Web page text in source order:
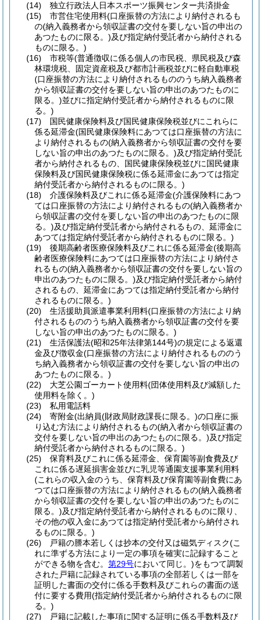
(14)
独立行政法人日本スポーツ振興センター共済掛金
(15)
市営住宅使用料(口座振替の方法により納付されるも
の(納入義務者から領収証書の交付を要しない旨の申出の
あつたものに限る。)及び指定納付受託者から納付される
ものに限る。)
(16)
市税等(普通徴収に係る個人の市民税、県民税及び森
林環境税、固定資産税及び都市計画税並びに軽自動車税
(口座振替の方法により納付されるもののうち納入義務者
から領収証書の交付を要しない旨の申出のあつたものに
限る。)並びに指定納付受託者から納付されるものに限
る。)
(17)
国民健康保険料及び国民健康保険税並びにこれらに
係る延滞金(国民健康保険料にあつては口座振替の方法に
より納付されるもの(納入義務者から領収証書の交付を要
しない旨の申出のあつたものに限る。)及び指定納付受託
者から納付されるもの、国民健康保険税並びに国民健康
保険料及び国民健康保険税に係る延滞金にあつては指定
納付受託者から納付されるものに限る。)
(18)
介護保険料及びこれに係る延滞金(介護保険料にあつ
ては口座振替の方法により納付されるもの(納入義務者か
ら領収証書の交付を要しない旨の申出のあつたものに限
る。)及び指定納付受託者から納付されるもの、延滞金に
あつては指定納付受託者から納付されるものに限る。)
(19)
後期高齢者医療保険料及びこれに係る延滞金(後期高
齢者医療保険料にあつては口座振替の方法により納付さ
れるもの(納入義務者から領収証書の交付を要しない旨の
申出のあつたものに限る。)及び指定納付受託者から納付
されるもの、延滞金にあつては指定納付受託者から納付
されるものに限る。)
(20)
生活援助員派遣事業利用料(口座振替の方法により納
付されるもののうち納入義務者から領収証書の交付を要
しない旨の申出のあつたものに限る。)
(21)
生活保護法(昭和25年法律第144号)の規定による返還
金及び徴収金(口座振替の方法により納付されるもののう
ち納入義務者から領収証書の交付を要しない旨の申出の
あつたものに限る。)
(22)
大芝公園ゴーカート使用料(団体使用料及び減額した
使用料を除く。)
(23)
私用電話料
(24)
寄附金(出納員(財政局財政課長に限る。)の口座に振
り込む方法により納付されるもの(納入者から領収証書の
交付を要しない旨の申出のあつたものに限る。)及び指定
納付受託者から納付されるものに限る。)
(25)
保育料及びこれに係る延滞金、保育園等副食費及び
これに係る遅延損害金並びに乳児等通園支援事業利用料
(これらの収入金のうち、保育料及び保育園等副食費にあ
つては口座振替の方法により納付されるもの(納入義務者
から領収証書の交付を要しない旨の申出のあつたものに
限る。)及び指定納付受託者から納付されるものに限り、
その他の収入金にあつては指定納付受託者から納付され
るものに限る。)
(26)
戸籍の謄本若しくは抄本の交付又は磁気ディスク(こ
れに準ずる方法により一定の事項を確実に記録すること
ができる物を含む。 第29号において同じ。)をもつて調製
された戸籍に記録されている事項の全部若しくは一部を
証明した書面の交付に係る手数料及びこれらの書面の送
付に要する費用(指定納付受託者から納付されるものに限
る。)
(27)
戸籍に記載した事項に関する証明に係る手数料及び